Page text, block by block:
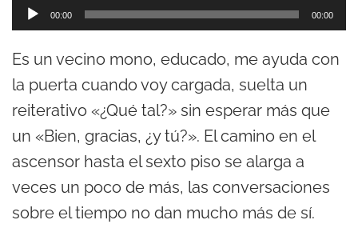
e
p
r
o
d
u
c
t
00:00 00:00
Es un vecino mono, educado, me ayuda con
la puerta cuando voy cargada, suelta un
reiterativo «¿Qué tal?» sin esperar más que
un «Bien, gracias, ¿y tú?». El camino en el
ascensor hasta el sexto piso se alarga a
veces un poco de más, las conversaciones
sobre el tiempo no dan mucho más de sí.